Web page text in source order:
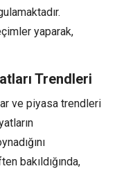
yaparak,
Trendleri
ve piyasa trendleri
bakıldığında,